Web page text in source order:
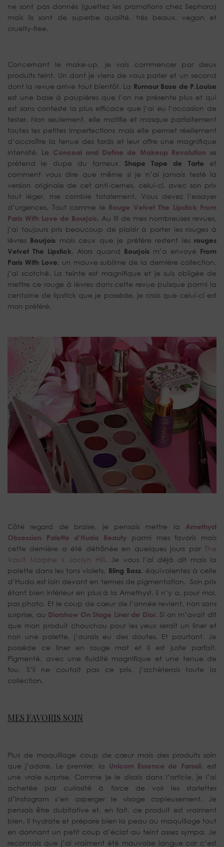
ne sont pas donnés (guettez les promotions chez Sephora)
mais ils sont de superbe qualité, très beaux, vegan et
cruelty-free.
Concernant le make-up, je vais commencer par deux
produits teint. Un dont je viens de vous parler et un second
dont la revue arrive tout bientôt. La Rumour Base de P.Louise
est une base à paupières que l’on ne présente plus et qui
est sans conteste la plus efficace que j’ai eu l’occasion de
tester. Non seulement, elle matifie et masque parfaitement
toutes les petites imperfections mais elle permet réellement
d’accroître la tenue des fards et leur offre une magnifique
intensité. Le Conceal and Define de Makeup Revolution se
prétend le dupe du fameux Shape Tape de Tarte et
comment vous dire que même si je n’ai jamais testé la
version originale de cet anti-cernes, celui-ci, avec son prix
tout léger, me comble totalement. Vous devez l’essayer
d’urgences. Tout comme le Rouge Velvet The Lipstick From
Paris With Love de Bourjois. Au fil de mes nombreuses revues,
j’ai toujours pris beaucoup de plaisir à porter les rouges à
lèvres Bourjois mais ceux que je préfère restent lesrouges
Velvet The Lipstick. Alors quand Bourjoism’a envoyé From
Paris With Love, un mauve sublime de la dernière collection,
j’ai scotché. La teinte est magnifique et je suis obligée de
mettre ce rouge à lèvres dans cette revue puisque parmi la
centaine de lipstick que je possède, je crois que celui-ci est
mon préféré.
Côté regard de braise, je pensais mettre la Amethyst
Obsession Palette d’Huda Beauty parmi mes favoris mais
cette dernière a été détrônée en quelques jours par The
Vault Morphe x Jaclyn Hill. Je vous l’ai déjà dit mais la
palette dans les tons violets, Bling Boss, équivalentes à celle
d’Huda est loin devant en termes de pigmentation. Son prix
étant bien inférieur en plus à la Amethyst, il n’y a, pour moi,
pas photo. Et le coup de cœur de l’année revient, non sans
surprise, au Diorshow On Stage Liner de Dior. Si on m’avait dit
que mon produit chouchou pour les yeux serait un liner et
non une palette, j’aurais eu des doutes. Et pourtant. Je
possède ce liner en rouge mat et il est juste parfait.
Pigmenté, avec une fluidité magnifique et une tenue de
fou. S’il ne coutait pas ce prix, j’achèterais toute la
collection.
MES FAVORIS SOIN
Plus de maquillage coup de cœur mais des produits soin
que j’adore. Le premier, la Unicorn Essence de Farsali, est
une vraie surprise. Comme je le disais dans l’article, je l’ai
achetée par curiosité à force de voir les starlettes
d’Instagram s’en asperger le visage copieusement. Je
pensais être dubitative et, en fait, ce produit est vraiment
bien. Il hydrate et prépare bien la peau au maquillage tout
en donnant un petit coup d’éclat au teint assez sympa. Je
reconnais que j’ai vraiment été mauvaise langue car c’est